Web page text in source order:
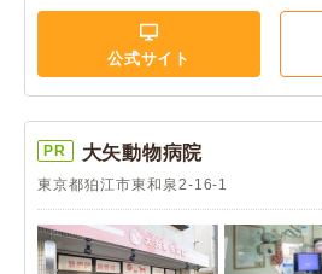
公式サイト
PR 大矢動物病院
東京都狛江市東和泉2-16-1